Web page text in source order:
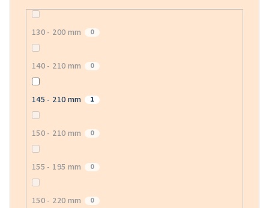
130 - 200 mm 0
140 - 210 mm 0
145 - 210 mm 1
150 - 210 mm 0
155 - 195 mm 0
150 - 220 mm 0